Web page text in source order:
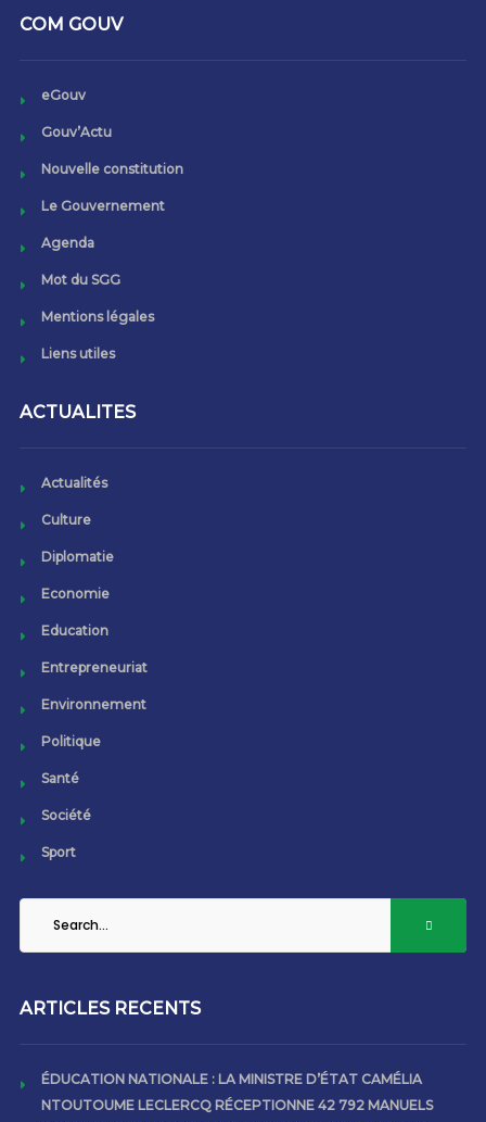
COM GOUV
eGouv
Gouv’Actu
Nouvelle constitution
Le Gouvernement
Agenda
Mot du SGG
Mentions légales
Liens utiles
ACTUALITES
Actualités
Culture
Diplomatie
Economie
Education
Entrepreneuriat
Environnement
Politique
Santé
Société
Sport
ARTICLES RECENTS
ÉDUCATION NATIONALE : LA MINISTRE D’ÉTAT CAMÉLIA
NTOUTOUME LECLERCQ RÉCEPTIONNE 42 792 MANUELS